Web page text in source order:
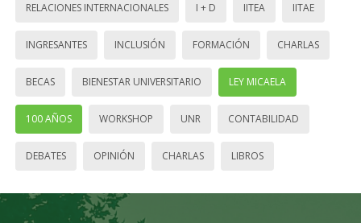
RELACIONES INTERNACIONALES I + D IITEA IITAE
INGRESANTES INCLUSIÓN FORMACIÓN CHARLAS
BECAS BIENESTAR UNIVERSITARIO LEY MICAELA
100 AÑOS WORKSHOP UNR CONTABILIDAD
DEBATES OPINIÓN CHARLAS LIBROS